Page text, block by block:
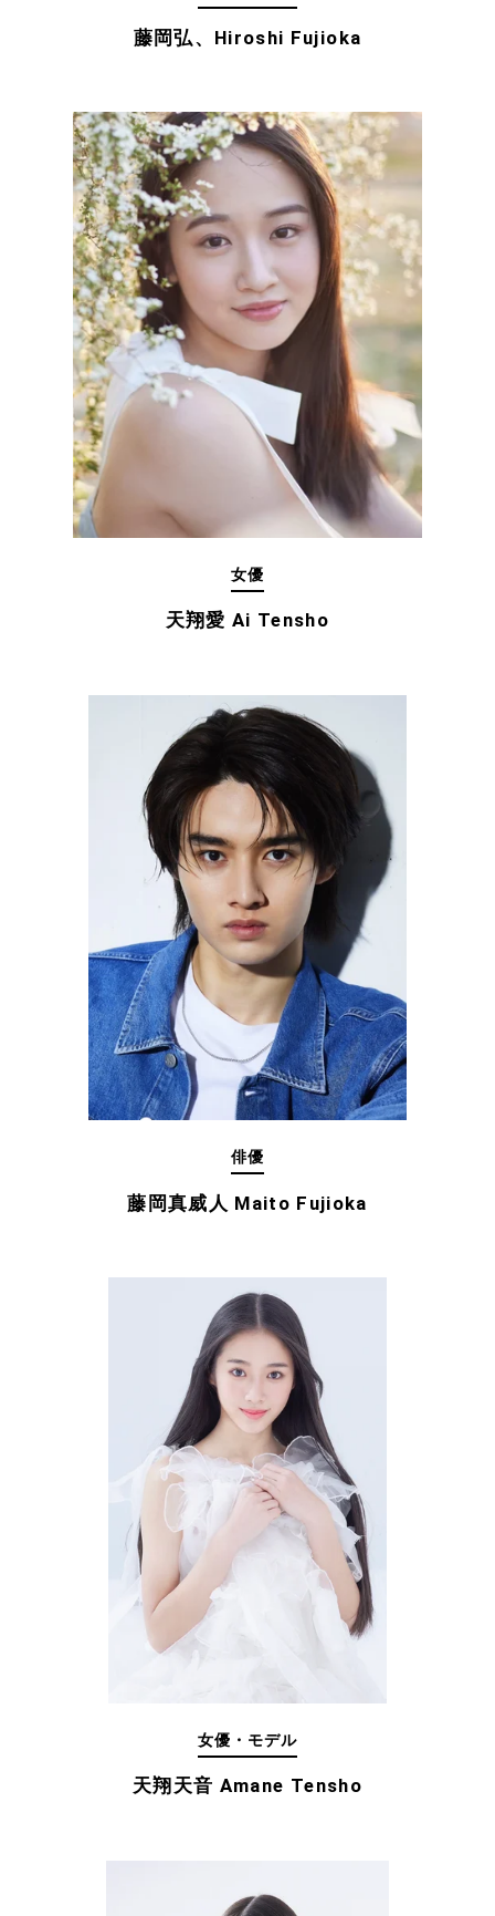
藤岡弘、Hiroshi Fujioka
女優
天翔愛 Ai Tensho
俳優
藤岡真威人 Maito Fujioka
女優・モデル
天翔天音 Amane Tensho